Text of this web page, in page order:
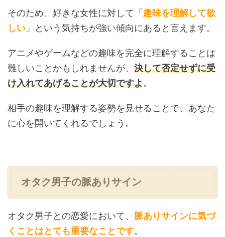
そのため、好きな女性に対して「 趣味を理解して欲
しい 」という気持ちが強い傾向にあると言えます。
アニメやゲームなどの趣味を完全に理解することは
難しいことかもしれませんが、 決して否定せずに受
け入れてあげることが大切ですよ。
相手の趣味を理解する姿勢を見せることで、あなた
に心を開いてくれるでしょう。
オタク男子の脈ありサイン
オタク男子との恋愛において、 脈ありサインに気づ
くことはとても重要なことです。